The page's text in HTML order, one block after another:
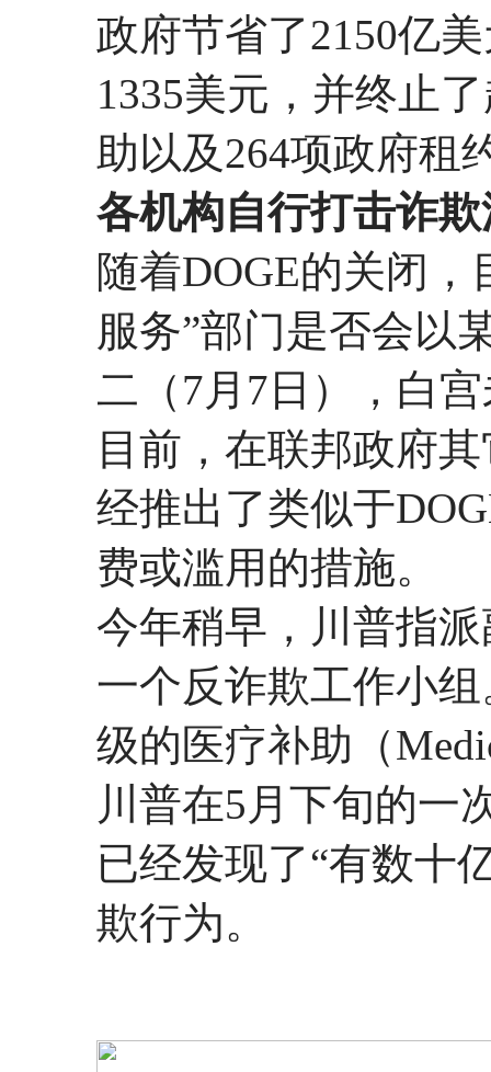
政府节省了2150亿
1335美元，并终止
助以及264项政府租
各机构自行打击诈
随着DOGE的关闭
服务”部门是否会以
二（7月7日），白
目前，在联邦政府
经推出了类似于
费或滥用的措施。
今年稍早，川普指派
一个反诈欺工作小
级的医疗补助（
川普在5月下旬的一
已经发现了“有数十
欺行为。